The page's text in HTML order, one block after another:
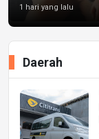
1 hari yang lalu
Daerah